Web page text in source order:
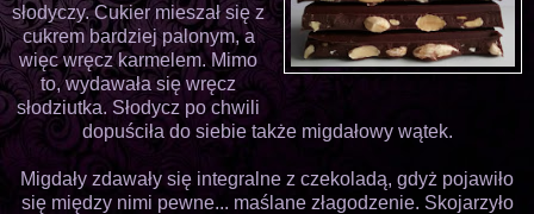
słodyczy. Cukier mieszał się z
cukrem bardziej palonym, a
więc wręcz karmelem. Mimo
to, wydawała się wręcz
słodziutka. Słodycz po chwili
dopuściła do siebie także migdałowy wątek.
Migdały zdawały się integralne z czekoladą, gdyż pojawiło
się między nimi pewne... maślane złagodzenie. Skojarzyło